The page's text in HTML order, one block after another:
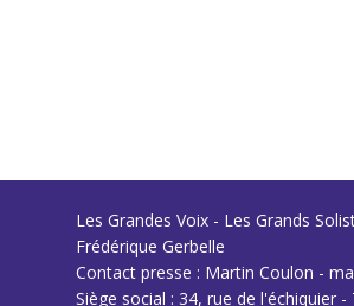
Les Grandes Voix - Les Grands
Frédérique Gerbelle
Contact presse : Martin Coulon -
Siège social : 34, rue de l'échiquier -